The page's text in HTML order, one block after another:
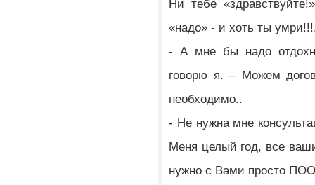
Ни тебе
«надо» - и хоть ты
- А мне бы надо
говорю я. – Можем
необходимо..
- Не нужна мне
Меня целый год, все
нужно с Вами просто